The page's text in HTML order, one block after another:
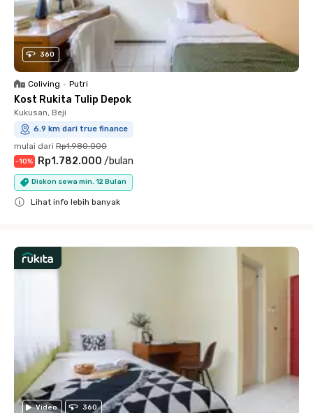
360
Coliving • Putri
Kost Rukita Tulip Depok
Kukusan, Beji
6.9 km dari true finance
mulai dari Rp1.980.000
-10% Rp1.782.000 /bulan
Diskon sewa min. 12 Bulan
Lihat info lebih banyak
Video 360